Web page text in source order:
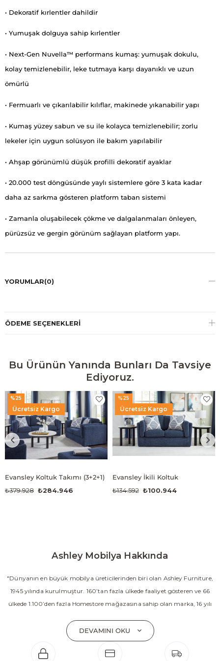
• Dekoratif kırlentler dahildir
• Yumuşak dolguya sahip kırlentler
• Next-Gen Nuvella™ performans kumaş: yumuşak dokulu,
kolay temizlenebilir, leke tutmaya karşı dayanıklı ve uzun
ömürlü
• Fermuarlı ve çıkarılabilir kılıflar, makinede yıkanabilir yapı
• Kumaş yüzey sabun ve su ile kolayca temizlenebilir; zorlu
lekeler için uygun solüsyon ile bakım yapılabilir
• Ahşap görünümlü düşük profilli dekoratif ayaklar
• 20.000 test döngüsünde yaylı sistemlere göre 3 kata kadar
daha az sarkma gösteren platform taban sistemi
• Zamanla oluşabilecek çökme ve dalgalanmaları önleyen,
pürüzsüz ve gergin görünüm sağlayan platform yapı.
YORUMLAR(0)
ÖDEME SEÇENEKLERI
Bu Ürünün Yanında Bunları Da Tavsiye
Ediyoruz.
Evansley Koltuk Takımı (3+2+1)
₺284.946
₺379.928
Ücretsiz Kargo
%25
Evansley İkili Koltuk
₺100.944
₺134.592
Ücretsiz Kargo
%25
Ashley Mobilya Hakkında
"Dünyanın en büyük mobilya üreticilerinden biri olan Ashley Furniture,
1945 yılında kurulmuştur. 160’tan fazla ülkede faaliyet gösteren ve 66
ülkede 1.100’den fazla Homestore mağazasına sahip olan marka, 16 yılı
yatak odası, oturma odası, yemek odası, home ofis ve ev dekorasyon
aksesuarları dahil olmak üzere 20’den fazla ürün kategorisinde geniş bir
koleksiyon sunmaktadır. Sabit ve hareketli koltuklar, yataklar, bahçe
DEVAMINI OKU